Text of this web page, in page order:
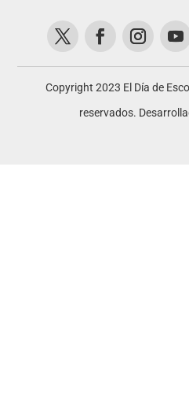
Copyright 2023 El Día de
reservados.